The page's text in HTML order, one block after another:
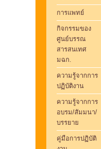
การแพทย์
กิจกรรมของ
ศูนย์บรรณ
สารสนเทศ
มฉก.
ความรู้จากการ
ปฏิบัติงาน
ความรู้จากการ
อบรม/สัมมนา/
บรรยาย
คู่มือการปฏิบัติ